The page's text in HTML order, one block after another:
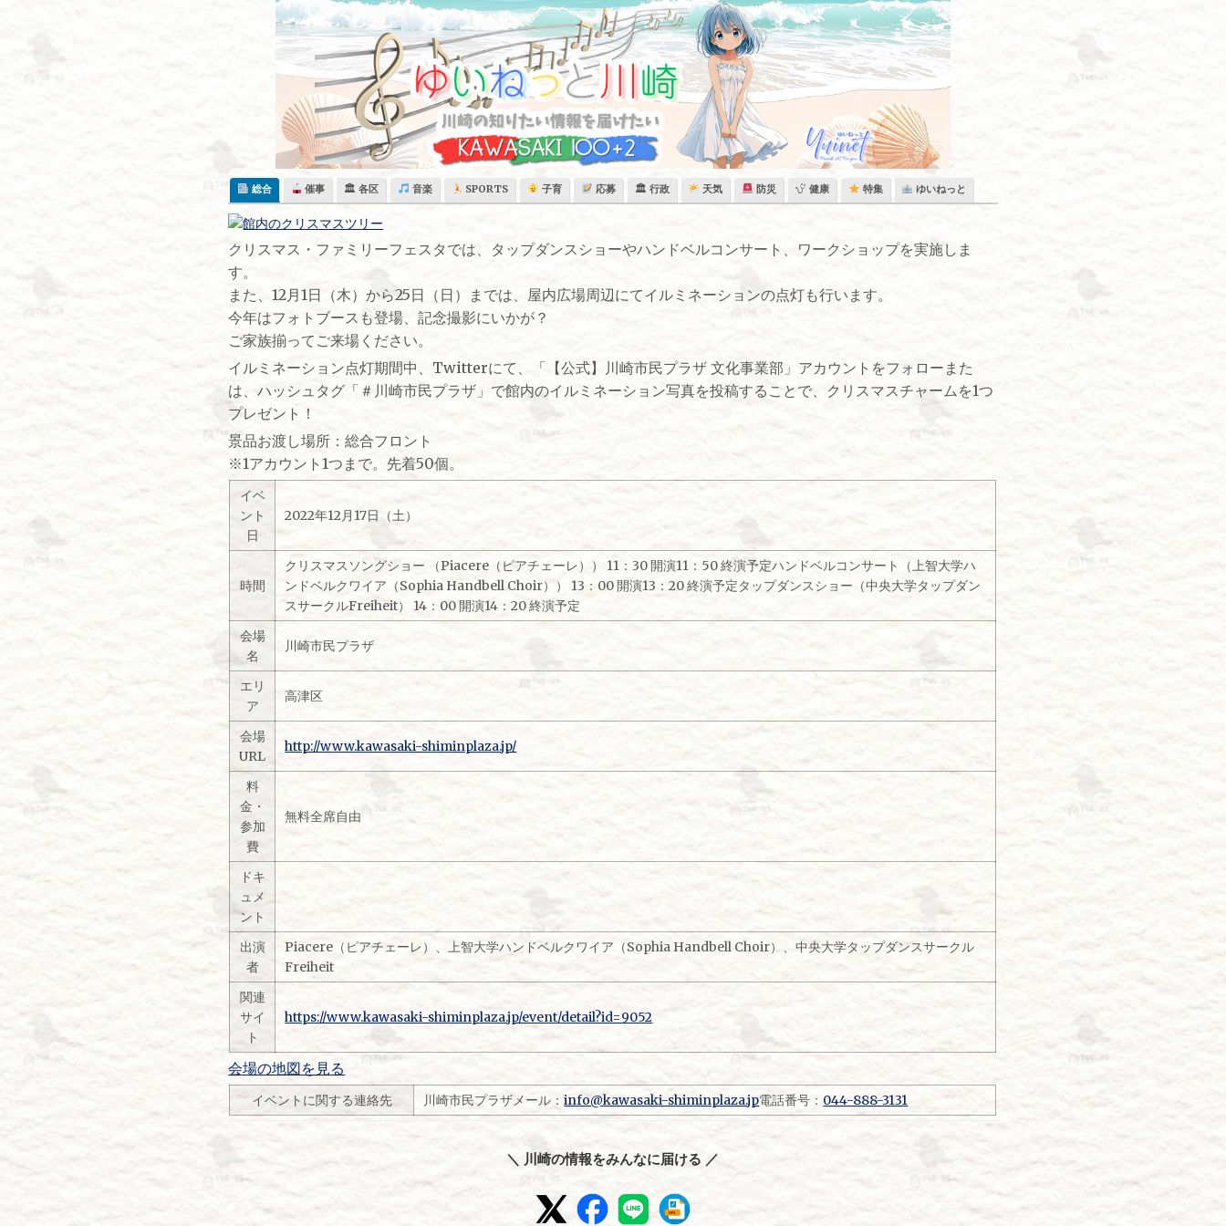
総合 催事 🏛 各区 音楽 SPORTS 子育 応募 🏛 行政 天気 防災 健康 特集 ゆいねっと
クリスマス・ファミリーフェスタでは、タップダンスショーやハンドベルコンサート、ワークショップを実施しま
す。
また、12月1日（木）から25日（日）までは、屋内広場周辺にてイルミネーションの点灯も行います。
今年はフォトブースも登場、記念撮影にいかが？
ご家族揃ってご来場ください。
イルミネーション点灯期間中、Twitterにて、「【公式】川崎市民プラザ 文化事業部」アカウントをフォローまた
は、ハッシュタグ「＃川崎市民プラザ」で館内のイルミネーション写真を投稿することで、クリスマスチャームを1つ
プレゼント！
景品お渡し場所：総合フロント
※1アカウント1つまで。先着50個。
イベ
ント
日
2022年12月17日（土）
時間
クリスマスソングショー （Piacere（ピアチェーレ）） 11：30 開演11：50 終演予定ハンドベルコンサート（上智大学ハ
ンドベルクワイア（Sophia Handbell Choir）） 13：00 開演13：20 終演予定タップダンスショー（中央大学タップダン
スサークルFreiheit） 14：00 開演14：20 終演予定
会場
名
川崎市民プラザ
エリ
ア
高津区
会場
URL
http://www.kawasaki-shiminplaza.jp/
料
金・
参加
費
無料全席自由
ドキ
ュメ
ント
出演
者
Piacere（ピアチェーレ）、上智大学ハンドベルクワイア（Sophia Handbell Choir）、中央大学タップダンスサークル
Freiheit
関連
サイ
ト
https://www.kawasaki-shiminplaza.jp/event/detail?id=9052
会場の地図を見る
イベントに関する連絡先 川崎市民プラザメール：info@kawasaki-shiminplaza.jp電話番号： 044-888-3131
＼ 川崎の情報をみんなに届ける ／